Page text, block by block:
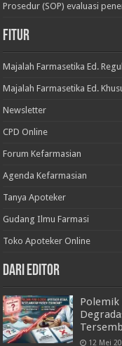
Prosedur (SOP) evaluasi
Fitur
Majalah Farmasetika Ed.
Majalah Farmasetika Ed.
Newsletter
CPD Online
Forum Kefarmasian
Agenda Kefarmasian
Tanya Apoteker
Gudang Ilmu Farmasi
Toko Apoteker Online
Dari Editor
Polemik
12 Mei